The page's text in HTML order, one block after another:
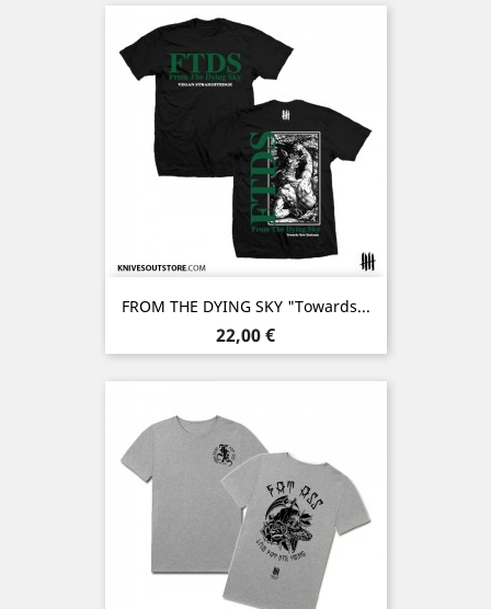
FROM THE DYING SKY "Towards...
Prix
22,00 €